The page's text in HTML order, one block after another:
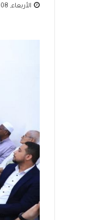
الأربعاء, 08 يوليو 2026 - 07:27 م